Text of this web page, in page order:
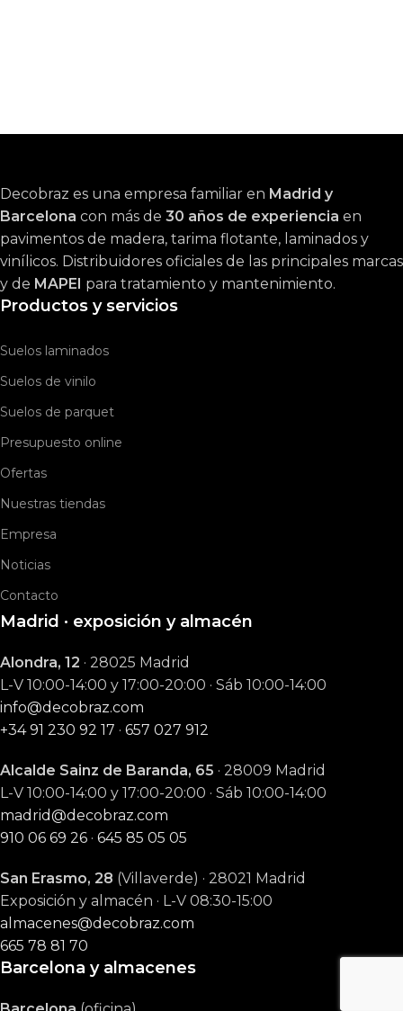
Decobraz es una empresa familiar en Madrid y
Barcelona con más de 30 años de experiencia en
pavimentos de madera, tarima flotante, laminados y
vinílicos. Distribuidores oficiales de las principales marcas
y de MAPEI para tratamiento y mantenimiento.
Productos y servicios
Suelos laminados
Suelos de vinilo
Suelos de parquet
Presupuesto online
Ofertas
Nuestras tiendas
Empresa
Noticias
Contacto
Madrid · exposición y almacén
Alondra, 12 · 28025 Madrid
L-V 10:00-14:00 y 17:00-20:00 · Sáb 10:00-14:00
info@decobraz.com
+34 91 230 92 17 · 657 027 912
Alcalde Sainz de Baranda, 65 · 28009 Madrid
L-V 10:00-14:00 y 17:00-20:00 · Sáb 10:00-14:00
madrid@decobraz.com
910 06 69 26 · 645 85 05 05
San Erasmo, 28 (Villaverde) · 28021 Madrid
Exposición y almacén · L-V 08:30-15:00
almacenes@decobraz.com
665 78 81 70
Barcelona y almacenes